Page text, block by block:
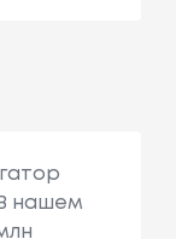
нашем